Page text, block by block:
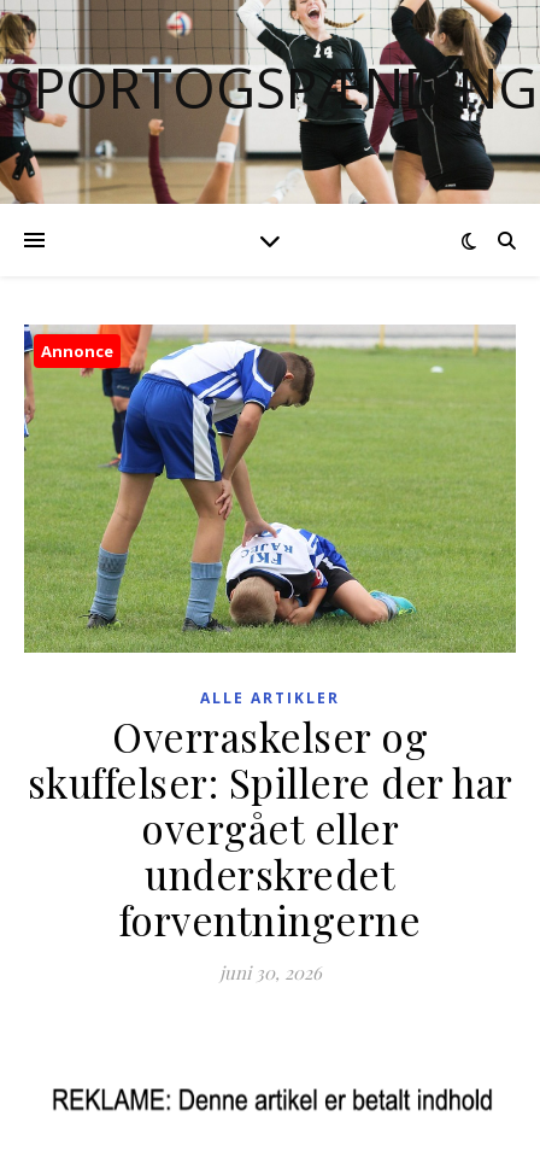
SPORTOGSPÆNDING
Annonce
ALLE ARTIKLER
Overraskelser og
skuffelser: Spillere der har
overgået eller
underskredet
forventningerne
juni 30, 2026